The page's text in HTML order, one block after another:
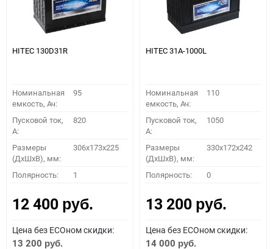
HITEC 130D31R
Номинальная
емкость, Ач:
95
Пусковой ток,
A:
820
Размеры
(ДхШхВ), мм:
306x173x225
Полярность: 1
12 400 руб.
Цена без ECOном скидки:
13 200 руб.
HITEC 31A-1000L
Номинальная
емкость, Ач:
110
Пусковой ток,
A:
1050
Размеры
(ДхШхВ), мм:
330x172x242
Полярность: 0
13 200 руб.
Цена без ECOном скидки:
14 000 руб.